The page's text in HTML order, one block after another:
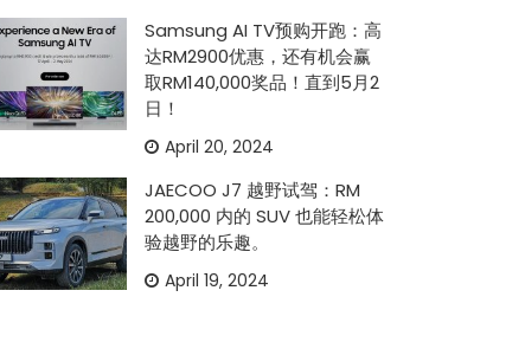
Samsung AI TV预购开跑：高
达RM2900优惠，还有机会赢
取RM140,000奖品！直到5月2
日！
April 20, 2024
JAECOO J7 越野试驾：RM
200,000 内的 SUV 也能轻松体
验越野的乐趣。
April 19, 2024